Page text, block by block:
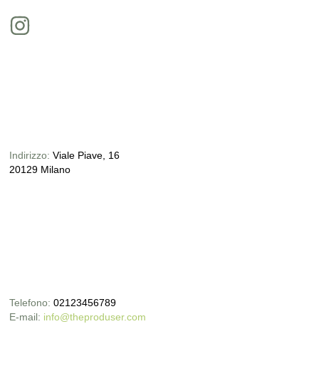
Telefono:02123456789
E-mail: info@theproduser.com
Indirizzo:Viale Piave, 16
20129 Milano